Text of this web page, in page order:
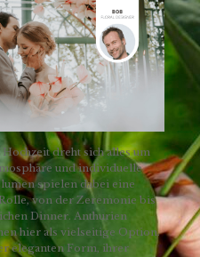
dreht sich alles um
und individuelle
spielen dabei eine
von der Zeremonie bis
Dinner. Anthurien
hier als vielseitige Option.
eleganten Form, ihrer